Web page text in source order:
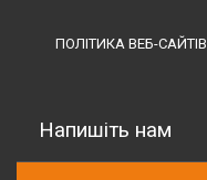
ПОЛІТИКА ВЕБ-САЙТІВ
Напишіть нам